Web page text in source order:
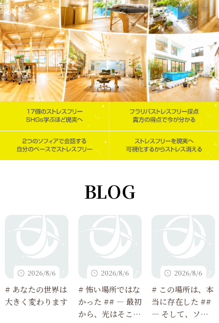
BLOG
2026/8/6
# あなたの世界は
大きく変わります
2026/8/6
# 怖い場所ではな
かった ## ― 最初
から、光はそこに
2026/8/6
# この場所は、本
当に存在した ##
― そして、ソフ